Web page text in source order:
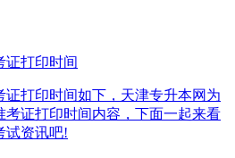
证打印时间
证打印时间如下，天津专升本网为
考证打印时间内容，下面一起来看
试资讯吧!